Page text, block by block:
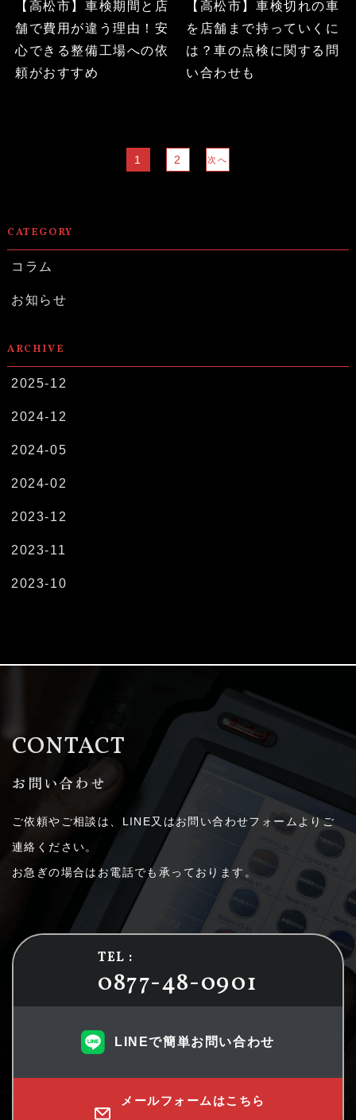
【高松市】車検期間と店
舗で費用が違う理由！安
心できる整備工場への依
頼がおすすめ
【高松市】車検切れの車
を店舗まで持っていくに
は？車の点検に関する問
い合わせも
1 2 次へ
CATEGORY
コラム
お知らせ
ARCHIVE
2025-12
2024-12
2024-05
2024-02
2023-12
2023-11
2023-10
CONTACT
お問い合わせ
ご依頼やご相談は、LINE又はお問い合わせフォームよりご
連絡ください。
お急ぎの場合はお電話でも承っております。
TEL :
0877-48-0901
LINEで簡単お問い合わせ
メールフォームはこちら